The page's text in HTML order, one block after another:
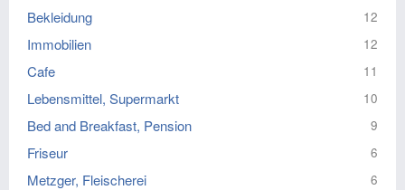
Bekleidung 12
Immobilien 12
Cafe 11
Lebensmittel, Supermarkt 10
Bed and Breakfast, Pension 9
Friseur 6
Metzger, Fleischerei 6